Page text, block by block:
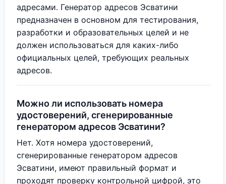
адресами. Генератор адресов Эсватини
предназначен в основном для тестирования,
разработки и образовательных целей и не
должен использоваться для каких-либо
официальных целей, требующих реальных
адресов.
Можно ли использовать номера
удостоверений, сгенерированные
генератором адресов Эсватини?
Нет. Хотя номера удостоверений,
сгенерированные генератором адресов
Эсватини, имеют правильный формат и
проходят проверку контрольной цифрой, это